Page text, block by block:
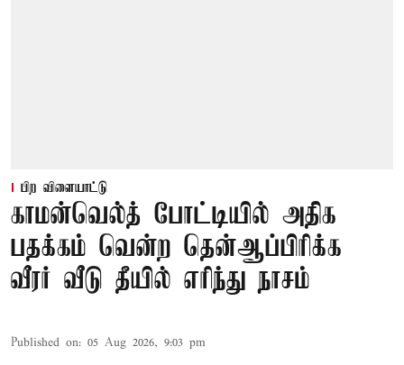
பிற விளையாட்டு
காமன்வெல்த் போட்டியில் அதிக
பதக்கம் வென்ற தென்ஆப்பிரிக்க
வீரர் வீடு தீயில் எரிந்து நாசம்
Published on: 05 Aug 2026, 9:03 pm